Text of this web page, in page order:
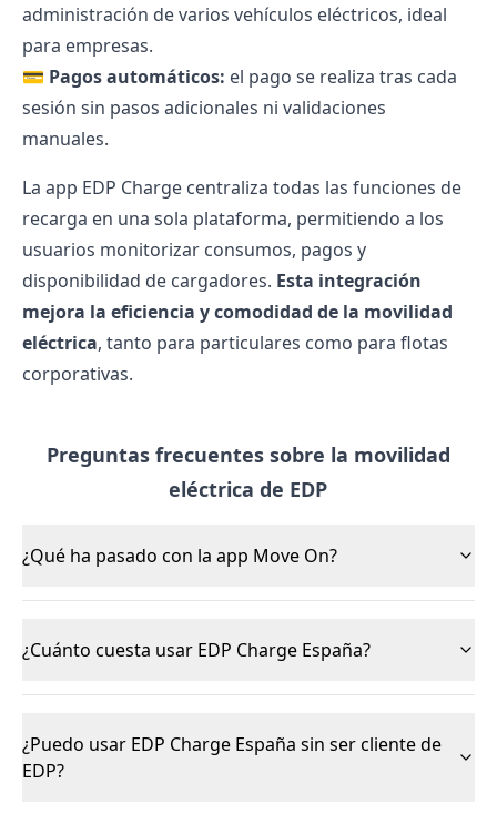
administración de varios vehículos eléctricos, ideal
para empresas.
💳 Pagos automáticos: el pago se realiza tras cada
sesión sin pasos adicionales ni validaciones
manuales.
La app EDP Charge centraliza todas las funciones de
recarga en una sola plataforma, permitiendo a los
usuarios monitorizar consumos, pagos y
disponibilidad de cargadores. Esta integración
mejora la eficiencia y comodidad de la movilidad
eléctrica, tanto para particulares como para flotas
corporativas.
Preguntas frecuentes sobre la movilidad
eléctrica de EDP
¿Qué ha pasado con la app Move On?
¿Cuánto cuesta usar EDP Charge España?
¿Puedo usar EDP Charge España sin ser cliente de
EDP?